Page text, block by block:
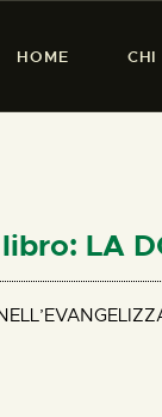
HOME CHI
LA